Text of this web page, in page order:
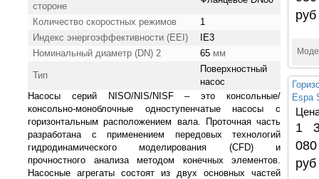
стороне
Количество скоростных режимов
1
Индекс энергоэффективности (EEI)
IE3
Номинальный диаметр (DN) 2
65 мм
Тип
Поверхностный
насос
Насосы серий NISO/NIS/NISF – это консольные/
консольно-моноблочные одноступенчатые насосы с
горизонтальным расположением вала. Проточная часть
разработана с применением передовых технологий
гидродинамического моделирования (CFD) и
прочностного анализа методом конечных элементов.
Насосные агрегаты состоят из двух основных частей
руб
Espa
1
080
руб